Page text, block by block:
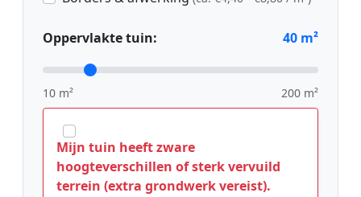
Oppervlakte tuin: 40 m²
10 m² 200 m²
Mijn tuin heeft zware
hoogteverschillen of sterk vervuild
terrein (extra grondwerk vereist).